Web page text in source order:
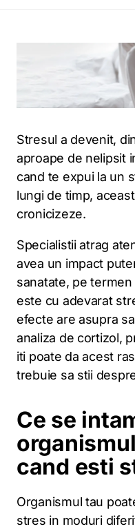
Stresul a devenit,
aproape de nelipsit
cand te expui la un
lungi de timp,
cronicizeze.
Specialistii atrag
avea un impact
sanatate, pe
este cu adevarat
efecte are asupra
analiza de cortizol,
iti poate da acest
trebuie sa stii
Ce se
cand esti
Organismul tau
stres in moduri